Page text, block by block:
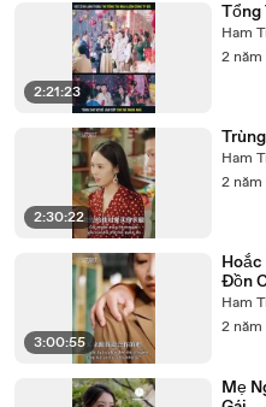
2:21:23
Tổng
Ham
2
2:30:22
Ham
2
3:00:55
Đồn
Ham
2
Mẹ